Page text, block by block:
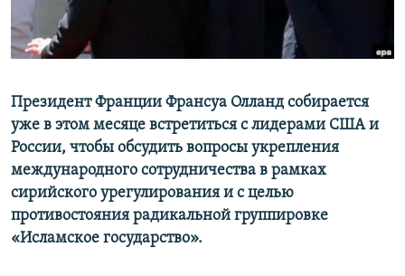
Президент Франции Франсуа Олланд собирается
уже в этом месяце встретиться с лидерами США и
России, чтобы обсудить вопросы укрепления
международного сотрудничества в рамках
сирийского урегулирования и с целью
противостояния радикальной группировке
«Исламское государство».